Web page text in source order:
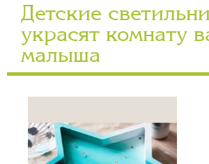
Детские
украсят комнату
малыша